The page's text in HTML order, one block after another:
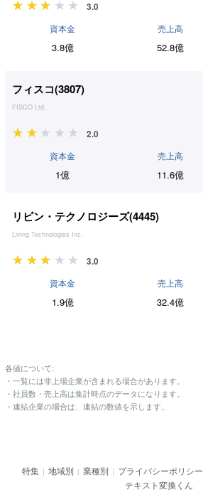
3.0
資本金
3.8億
売上高
52.8億
フィスコ(3807)
FISCO Ltd.
2.0
資本金
1億
売上高
11.6億
リビン・テクノロジーズ(4445)
Living Technologies Inc.
3.0
資本金
1.9億
売上高
32.4億
各値について:
・一覧には非上場企業が含まれる場合があります。
・社員数・売上高は集計時点のデータになります。
・連結企業の場合は、連結の数値を示します。
特集 | 地域別 | 業種別 | プライバシーポリシー
テキスト変換くん